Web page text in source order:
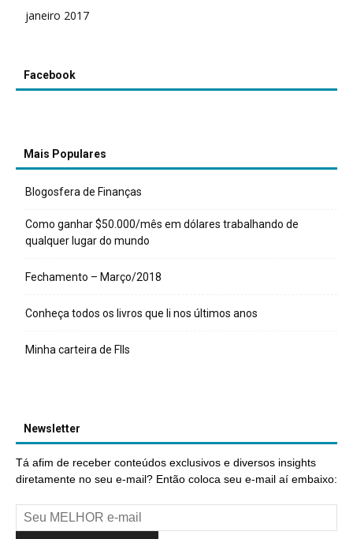
janeiro 2017
Facebook
Mais Populares
Blogosfera de Finanças
Como ganhar $50.000/mês em dólares trabalhando de
qualquer lugar do mundo
Fechamento – Março/2018
Conheça todos os livros que li nos últimos anos
Minha carteira de FIIs
Newsletter
Tá afim de receber conteúdos exclusivos e diversos insights
diretamente no seu e-mail? Então coloca seu e-mail aí embaixo: